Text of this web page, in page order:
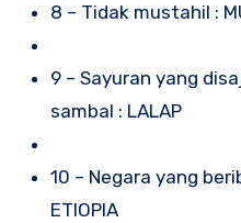
8 – Tidak mustahil :
9 – Sayuran yang
sambal : LALAP
10 – Negara yang
ETIOPIA